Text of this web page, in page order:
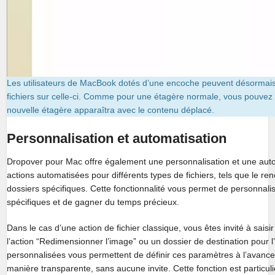
Les utilisateurs de MacBook dotés d’une encoche peuvent
fichiers sur celle-ci. Comme pour une étagère normale, vous
nouvelle étagère apparaîtra avec le contenu déplacé.
Personnalisation et automatisation
Dropover pour Mac offre également une personnalisation et une
actions automatisées pour différents types de fichiers, tels que le
dossiers spécifiques. Cette fonctionnalité vous permet de
spécifiques et de gagner du temps précieux.
Dans le cas d’une action de fichier classique, vous êtes invité à
l’action “Redimensionner l’image” ou un dossier de destination pour
personnalisées vous permettent de définir ces paramètres à
manière transparente, sans aucune invite. Cette fonction est